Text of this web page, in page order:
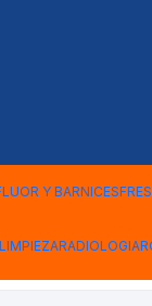
Y BARNICES
RADIOLOGIA